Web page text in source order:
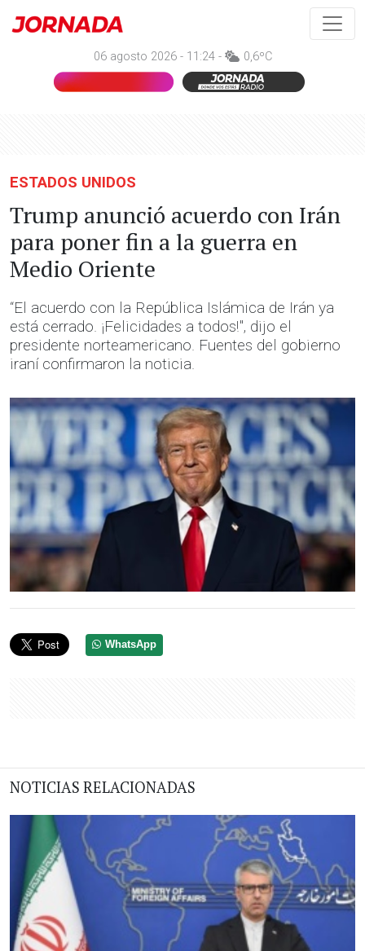
06 agosto 2026 - 11:24 - 0,6ºC
ESTADOS UNIDOS
Trump anunció acuerdo con Irán
para poner fin a la guerra en
Medio Oriente
“El acuerdo con la República Islámica de Irán ya
está cerrado. ¡Felicidades a todos!", dijo el
presidente norteamericano. Fuentes del gobierno
iraní confirmaron la noticia.
WhatsApp
NOTICIAS RELACIONADAS